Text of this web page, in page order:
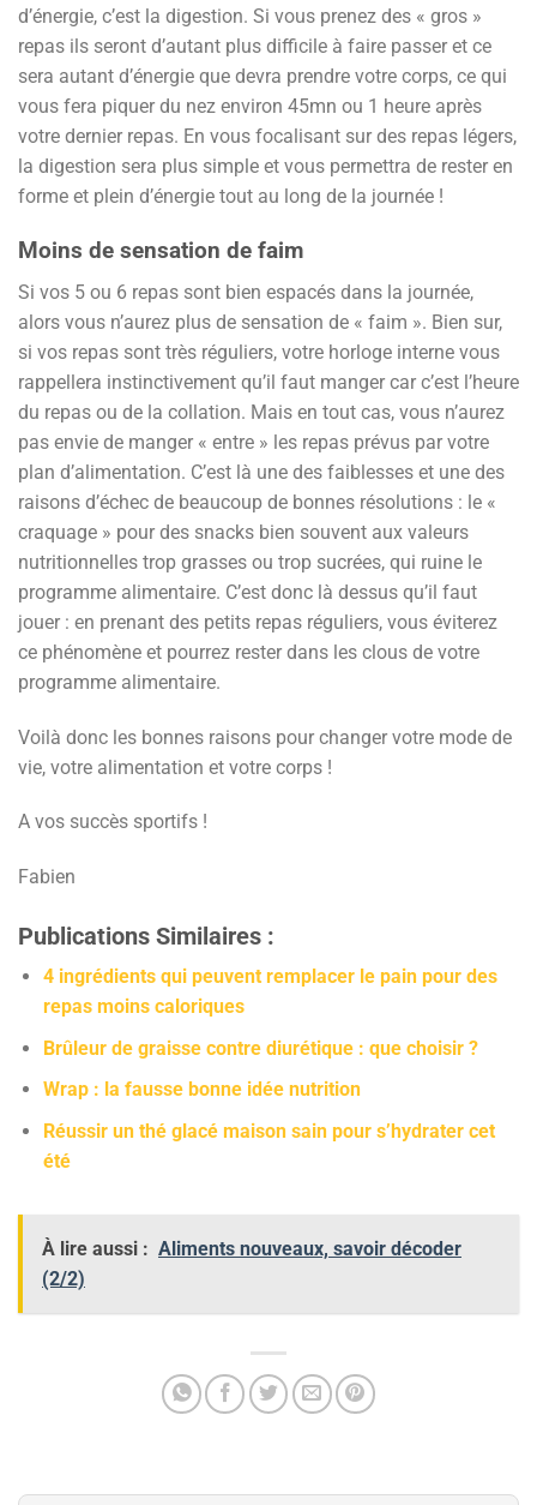
d’énergie, c’est la digestion. Si vous prenez des « gros »
repas ils seront d’autant plus difficile à faire passer et ce
sera autant d’énergie que devra prendre votre corps, ce qui
vous fera piquer du nez environ 45mn ou 1 heure après
votre dernier repas. En vous focalisant sur des repas légers,
la digestion sera plus simple et vous permettra de rester en
forme et plein d’énergie tout au long de la journée !
Moins de sensation de faim
Si vos 5 ou 6 repas sont bien espacés dans la journée,
alors vous n’aurez plus de sensation de « faim ». Bien sur,
si vos repas sont très réguliers, votre horloge interne vous
rappellera instinctivement qu’il faut manger car c’est l’heure
du repas ou de la collation. Mais en tout cas, vous n’aurez
pas envie de manger « entre » les repas prévus par votre
plan d’alimentation. C’est là une des faiblesses et une des
raisons d’échec de beaucoup de bonnes résolutions : le «
craquage » pour des snacks bien souvent aux valeurs
nutritionnelles trop grasses ou trop sucrées, qui ruine le
programme alimentaire. C’est donc là dessus qu’il faut
jouer : en prenant des petits repas réguliers, vous éviterez
ce phénomène et pourrez rester dans les clous de votre
programme alimentaire.
Voilà donc les bonnes raisons pour changer votre mode de
vie, votre alimentation et votre corps !
A vos succès sportifs !
Fabien
Publications Similaires :
4 ingrédients qui peuvent remplacer le pain pour des
repas moins caloriques
Brûleur de graisse contre diurétique : que choisir ?
Wrap : la fausse bonne idée nutrition
Réussir un thé glacé maison sain pour s’hydrater cet
été
À lire aussi : Aliments nouveaux, savoir décoder
(2/2)